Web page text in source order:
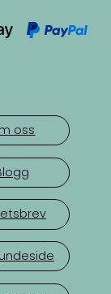
oss